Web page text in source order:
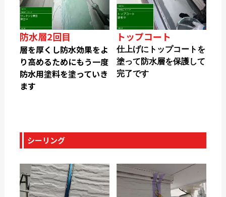
防水層2回目
層を厚くし防水効果をよ
り高めるためにもう一度
防水用塗料を塗っていき
ます
トップコート
仕上げにトップコートを
塗って防水層を保護して
完了です
シーリング